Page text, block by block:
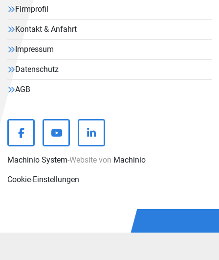
Firmprofil
Kontakt & Anfahrt
Impressum
Datenschutz
AGB
facebookyoutubelinkedin
Machinio System-Website von Machinio
Cookie-Einstellungen